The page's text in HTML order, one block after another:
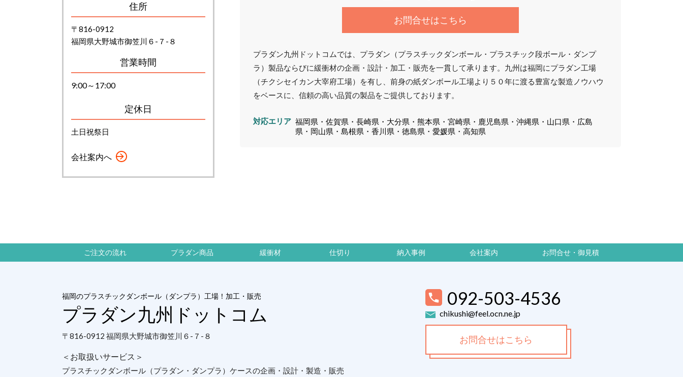
お問合せはこちら
プラダン九州ドットコムでは、プラダン（プラスチックダンボール・プラスチック段ボール・ダンプ
ラ）製品ならびに緩衝材の企画・設計・加工・販売を一貫して承ります。九州は福岡にプラダン工場
（チクシセイカン大宰府工場）を有し、前身の紙ダンボール工場より５０年に渡る豊富な製造ノウハウ
をベースに、信頼の高い品質の製品をご提供しております。
対応エリア 福岡県・佐賀県・長崎県・大分県・熊本県・宮崎県・鹿児島県・沖縄県・山口県・広島
県・岡山県・島根県・香川県・徳島県・愛媛県・高知県
住所
〒816-0912
福岡県大野城市御笠川６-７-８
営業時間
9:00～17:00
定休日
土日祝祭日
会社案内へ
ご注文の流れ プラダン商品 緩衝材 仕切り 納入事例 会社案内 お問合せ・御見積
福岡のプラスチックダンボール（ダンプラ）工場！加工・販売
プラダン九州ドットコム
〒816-0912 福岡県大野城市御笠川６-７-８
＜お取扱いサービス＞
プラスチックダンボール（プラダン・ダンプラ）ケースの企画・設計・製造・販売
092-503-4536
chikushi@feel.ocn.ne.jp
お問合せはこちら